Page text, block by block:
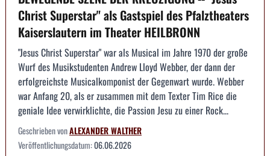
Christ Superstar" als Gastspiel des Pfalztheaters
Kaiserslautern im Theater HEILBRONN
"Jesus Christ Superstar" war als Musical im Jahre 1970 der große
Wurf des Musikstudenten Andrew Lloyd Webber, der dann der
erfolgreichste Musicalkomponist der Gegenwart wurde. Webber
war Anfang 20, als er zusammen mit dem Texter Tim Rice die
geniale Idee verwirklichte, die Passion Jesu zu einer Rock...
Geschrieben vonALEXANDER WALTHER
Veröffentlichungsdatum:06.06.2026